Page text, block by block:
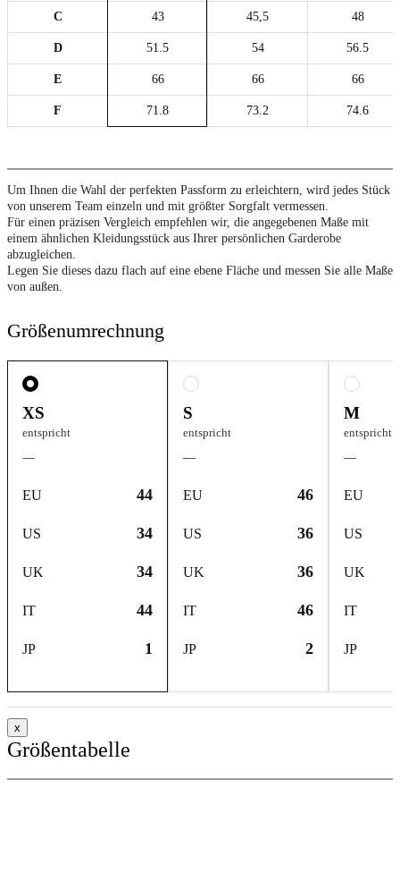
C 43 45,5 48
D 51.5 54 56.5
E 66 66 66
F 71.8 73.2 74.6
Um Ihnen die Wahl der perfekten Passform zu erleichtern, wird jedes Stück
von unserem Team einzeln und mit größter Sorgfalt vermessen.
Für einen präzisen Vergleich empfehlen wir, die angegebenen Maße mit
einem ähnlichen Kleidungsstück aus Ihrer persönlichen Garderobe
abzugleichen.
Legen Sie dieses dazu flach auf eine ebene Fläche und messen Sie alle Maße
von außen.
Größenumrechnung
XS
entspricht
—
EU 44
US 34
UK 34
IT 44
JP 1
S
entspricht
—
EU 46
US 36
UK 36
IT 46
JP 2
M
entspricht
—
EU
US
UK
IT
JP
x
Größentabelle